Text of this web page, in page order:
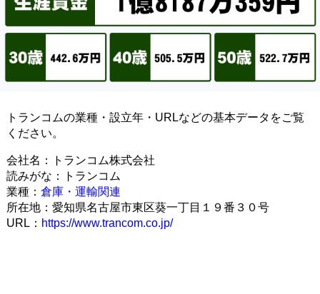
トランコムの業種・設立年・URLなどの基本データをご覧
ください。
会社名：トランコム株式会社
読みがな：トランコム
業種： 倉庫・運輸関連
所在地：愛知県名古屋市東区葵一丁目１９番３０号
URL： https://www.trancom.co.jp/